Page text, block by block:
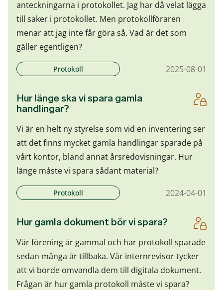
anteckningarna i protokollet. Jag har då velat lägga
till saker i protokollet. Men protokollföraren
menar att jag inte får göra så. Vad är det som
gäller egentligen?
Protokoll 2025-08-01
Hur länge ska vi spara gamla
handlingar?
Vi är en helt ny styrelse som vid en inventering ser
att det finns mycket gamla handlingar sparade på
vårt kontor, bland annat årsredovisningar. Hur
länge måste vi spara sådant material?
Protokoll 2024-04-01
Hur gamla dokument bör vi spara?
Vår förening är gammal och har protokoll sparade
sedan många år tillbaka. Vår internrevisor tycker
att vi borde omvandla dem till digitala dokument.
Frågan är hur gamla protokoll måste vi spara?